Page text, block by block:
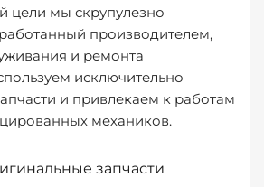
цели мы скрупулезно
производителем,
и ремонта
исключительно
и привлекаем к работам
механиков.
запчасти